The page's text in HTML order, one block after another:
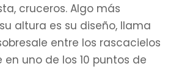
cruceros. Algo más
altura es su diseño, llama
entre los rascacielos
uno de los 10 puntos de